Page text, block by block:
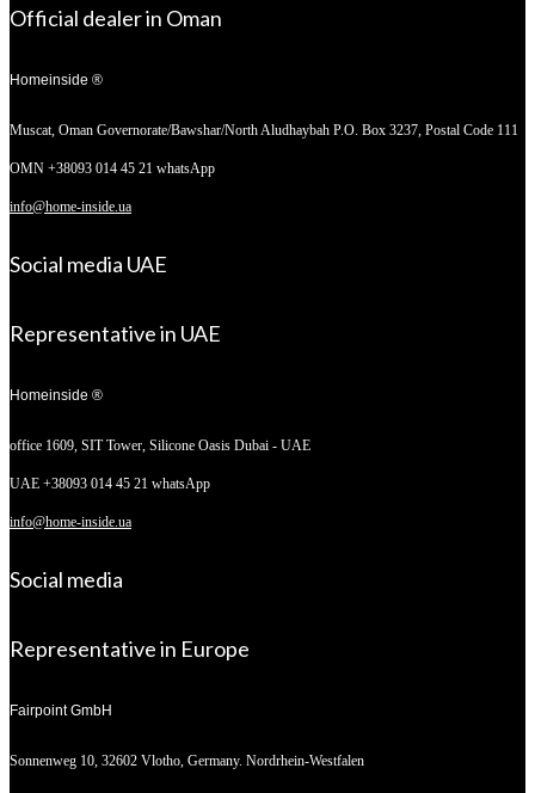
Official dealer in Oman
Homeinside ®
Muscat, Oman Governorate/Bawshar/North Aludhaybah P.O. Box 3237, Postal Code 111
OMN +38093 014 45 21 whatsApp
info@home-inside.ua
Social media UAE
Representative in UAE
Homeinside ®
office 1609, SIT Tower, Silicone Oasis Dubai - UAE
UAE +38093 014 45 21 whatsApp
info@home-inside.ua
Social media
Representative in Europe
Fairpoint GmbH
Sonnenweg 10, 32602 Vlotho, Germany. Nordrhein-Westfalen